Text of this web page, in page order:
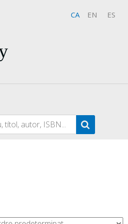
CA EN ES